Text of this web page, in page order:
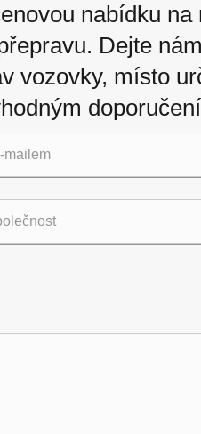
nabídku na
Dejte
vozovky, místo